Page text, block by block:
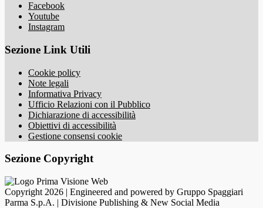
Facebook
Youtube
Instagram
Sezione Link Utili
Cookie policy
Note legali
Informativa Privacy
Ufficio Relazioni con il Pubblico
Dichiarazione di accessibilità
Obiettivi di accessibilità
Gestione consensi cookie
Sezione Copyright
Copyright 2026 | Engineered and powered by Gruppo Spaggiari
Parma S.p.A. | Divisione Publishing & New Social Media